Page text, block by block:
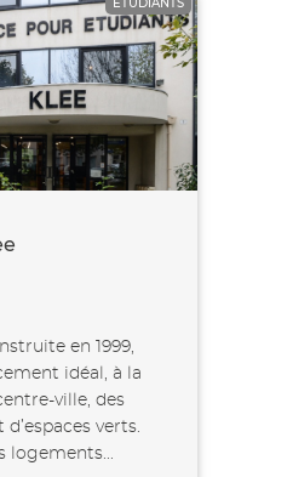
ETUDIANTS
en 1999,
idéal, à la
ville, des
d’espaces verts.
logements...